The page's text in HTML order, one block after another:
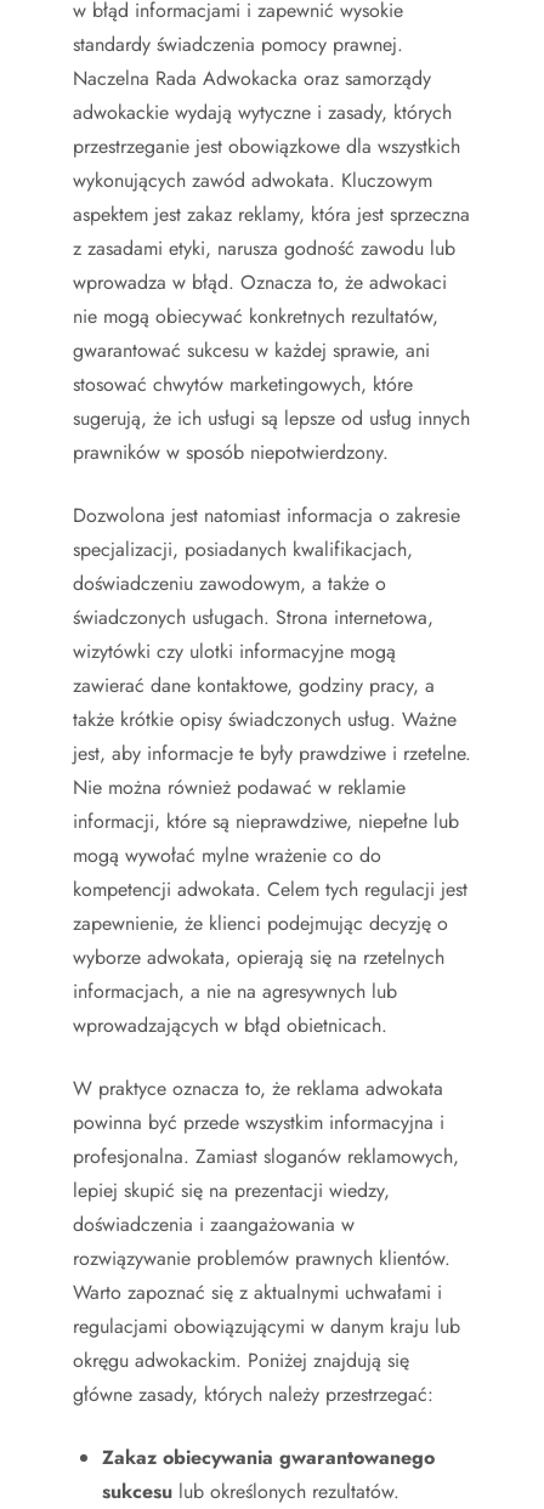
w błąd informacjami i zapewnić wysokie
standardy świadczenia pomocy prawnej.
Naczelna Rada Adwokacka oraz samorządy
adwokackie wydają wytyczne i zasady, których
przestrzeganie jest obowiązkowe dla wszystkich
wykonujących zawód adwokata. Kluczowym
aspektem jest zakaz reklamy, która jest sprzeczna
z zasadami etyki, narusza godność zawodu lub
wprowadza w błąd. Oznacza to, że adwokaci
nie mogą obiecywać konkretnych rezultatów,
gwarantować sukcesu w każdej sprawie, ani
stosować chwytów marketingowych, które
sugerują, że ich usługi są lepsze od usług innych
prawników w sposób niepotwierdzony.
Dozwolona jest natomiast informacja o zakresie
specjalizacji, posiadanych kwalifikacjach,
doświadczeniu zawodowym, a także o
świadczonych usługach. Strona internetowa,
wizytówki czy ulotki informacyjne mogą
zawierać dane kontaktowe, godziny pracy, a
także krótkie opisy świadczonych usług. Ważne
jest, aby informacje te były prawdziwe i rzetelne.
Nie można również podawać w reklamie
informacji, które są nieprawdziwe, niepełne lub
mogą wywołać mylne wrażenie co do
kompetencji adwokata. Celem tych regulacji jest
zapewnienie, że klienci podejmując decyzję o
wyborze adwokata, opierają się na rzetelnych
informacjach, a nie na agresywnych lub
wprowadzających w błąd obietnicach.
W praktyce oznacza to, że reklama adwokata
powinna być przede wszystkim informacyjna i
profesjonalna. Zamiast sloganów reklamowych,
lepiej skupić się na prezentacji wiedzy,
doświadczenia i zaangażowania w
rozwiązywanie problemów prawnych klientów.
Warto zapoznać się z aktualnymi uchwałami i
regulacjami obowiązującymi w danym kraju lub
okręgu adwokackim. Poniżej znajdują się
główne zasady, których należy przestrzegać:
Zakaz obiecywania gwarantowanego
sukcesu lub określonych rezultatów.